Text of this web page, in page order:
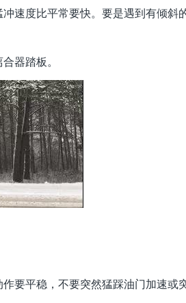
速度比平常要快。要是遇到有倾斜
器踏板。
要平稳，不要突然猛踩油门加速或